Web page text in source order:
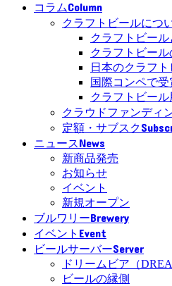
コラムColumn
クラフトビールにつ
クラフトビール
クラフトビー
日本のクラフ
国際コンペで
クラフトビー
クラウドファンディ
定額・サブスク
ニュースNews
新商品発売
お知らせ
イベント
新規オープン
ブルワリーBrewery
イベント Event
ビールサーバーServer
ドリームビア（
ビールの縁側